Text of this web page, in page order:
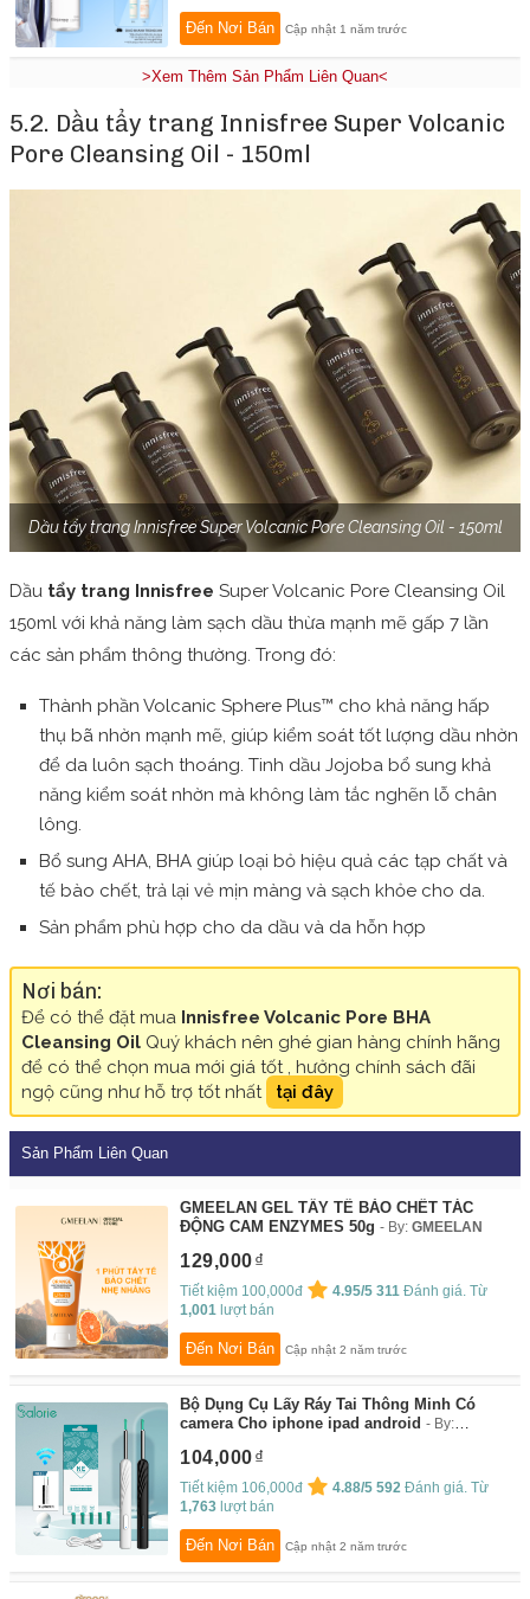
Đến Nơi Bán Cập nhật 1 năm trước
>Xem Thêm Sản Phẩm Liên Quan<
5.2. Dầu tẩy trang Innisfree Super Volcanic
Pore Cleansing Oil - 150ml
Dầu tẩy trang Innisfree Super Volcanic Pore Cleansing Oil - 150ml
Dầu tẩy trang Innisfree Super Volcanic Pore Cleansing Oil
150ml với khả năng làm sạch dầu thừa mạnh mẽ gấp 7 lần
các sản phẩm thông thường. Trong đó:
Thành phần Volcanic Sphere Plus™ cho khả năng hấp
thụ bã nhờn mạnh mẽ, giúp kiểm soát tốt lượng dầu nhờn
để da luôn sạch thoáng. Tinh dầu Jojoba bổ sung khả
năng kiểm soát nhờn mà không làm tắc nghẽn lỗ chân
lông.
Bổ sung AHA, BHA giúp loại bỏ hiệu quả các tạp chất và
tế bào chết, trả lại vẻ mịn màng và sạch khỏe cho da.
Sản phẩm phù hợp cho da dầu và da hỗn hợp
Nơi bán:
Để có thể đặt mua Innisfree Volcanic Pore BHA
Cleansing Oil Quý khách nên ghé gian hàng chính hãng
để có thể chọn mua mới giá tốt , hưởng chính sách đãi
ngộ cũng như hỗ trợ tốt nhất
tại đây
Sản Phẩm Liên Quan
GMEELAN GEL TẨY TẾ BÀO CHẾT TÁC
ĐỘNG CAM ENZYMES 50g
By:GMEELAN
129,000
Tiết kiệm 100,000đ 4.95/5 311 Đánh giá. Từ
1,001 lượt bán
Đến Nơi Bán Cập nhật 2 năm trước
Bộ Dụng Cụ Lấy Ráy Tai Thông Minh Có
camera Cho iphone ipad android
By:
104,000
Tiết kiệm 106,000đ 4.88/5 592 Đánh giá. Từ
1,763 lượt bán
Đến Nơi Bán Cập nhật 2 năm trước